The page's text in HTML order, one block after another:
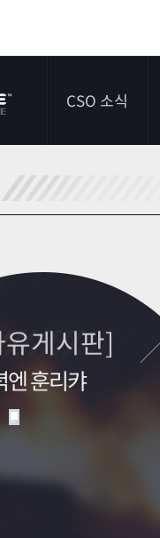
CSO 소식
게시판]
엔 훈리캬